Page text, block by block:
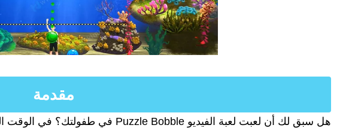
مقدمة